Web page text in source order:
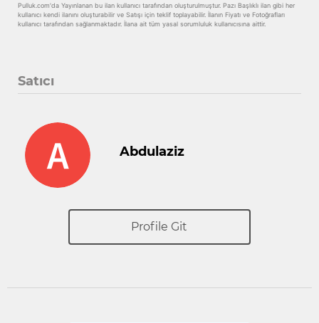
Pulluk.com'da Yayınlanan bu ilan kullanıcı tarafından oluşturulmuştur. Pazı Başlıklı ilan gibi her
kullanıcı kendi ilanını oluşturabilir ve Satışı için teklif toplayabilir. İlanın Fiyatı ve Fotoğrafları
kullanıcı tarafından sağlanmaktadır. İlana ait tüm yasal sorumluluk kullanıcısına aittir.
Satıcı
Abdulaziz
Profile Git